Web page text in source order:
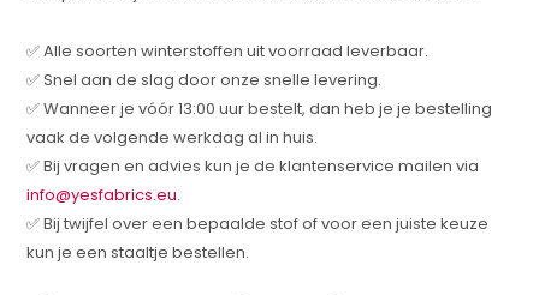
✅ Alle soorten winterstoffen uit voorraad leverbaar.
✅ Snel aan de slag door onze snelle levering.
✅ Wanneer je vóór 13:00 uur bestelt, dan heb je je bestelling
vaak de volgende werkdag al in huis.
✅ Bij vragen en advies kun je de klantenservice mailen via
info@yesfabrics.eu.
✅ Bij twijfel over een bepaalde stof of voor een juiste keuze
kun je een staaltje bestellen.